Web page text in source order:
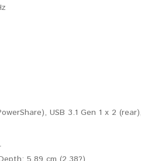
USB 3.1 Gen 1 x 2